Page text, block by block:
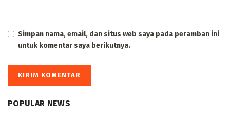
Simpan nama, email, dan situs web saya pada peramban ini
untuk komentar saya berikutnya.
POPULAR NEWS